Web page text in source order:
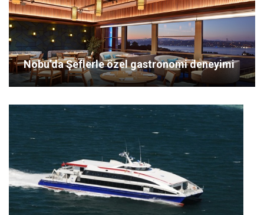
Nobu’da Şeflerle özel gastronomi deneyimi